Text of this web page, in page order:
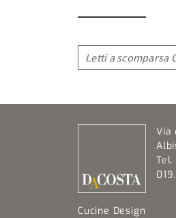
Letti a scomparsa
Via
Cucine Design